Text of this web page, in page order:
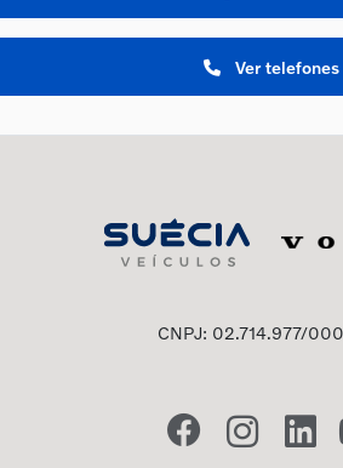
Ver telefones
CNPJ: 02.714.977/